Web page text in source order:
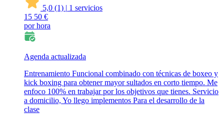
5,0 (1) | 1 servicios
15 50 €
por hora
Agenda actualizada
Entrenamiento Funcional combinado con técnicas de boxeo y
kick boxing para obtener mayor sultados en corto tiempo. Me
enfoco 100% en trabajar por los objetivos que tienes. Servicio
a domicilio, Yo llego implementos Para el desarrollo de la
clase